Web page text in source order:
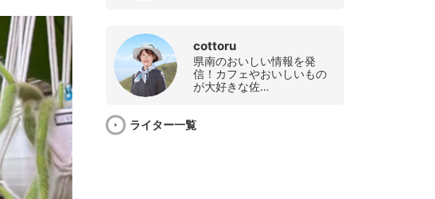
cottoru
県南のおいしい情報を発
信！カフェやおいしいもの
が大好きな佐…
ライター一覧